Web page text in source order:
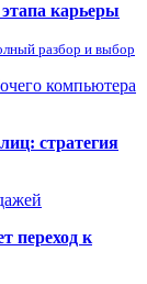
карьеры
разбор и выбор
компьютера
стратегия
переход к